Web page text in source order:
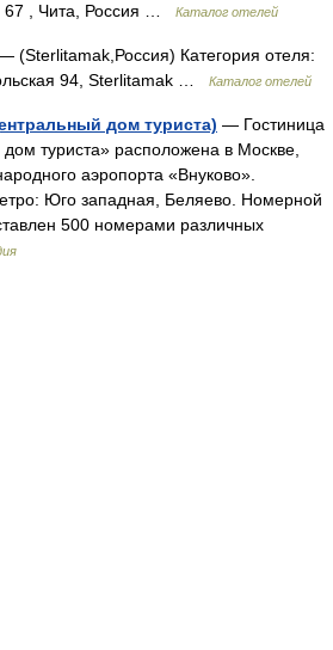
67 , Чита, Россия …
Каталог отелей
(Sterlitamak,Россия) Категория отеля:
94, Sterlitamak …
Каталог отелей
дом туриста) — Гостиница
туриста» расположена в Москве,
аэропорта «Внуково».
Юго западная, Беляево. Номерной
500 номерами различных